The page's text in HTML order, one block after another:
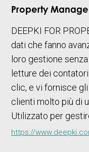
Property
DEEPKI FOR
dati che fanno
loro gestione
letture dei
clic, e vi fornisce
clienti molto più di
Utilizzato per
https://